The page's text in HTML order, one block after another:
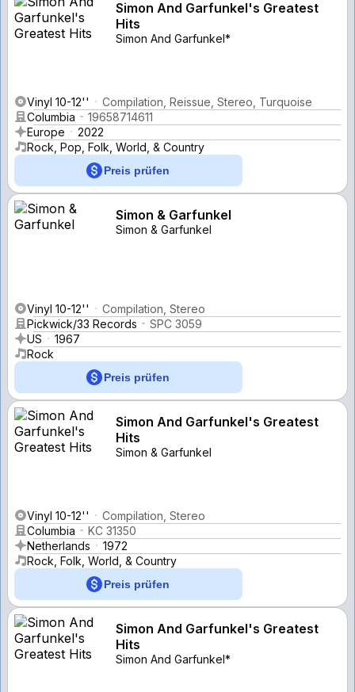
Simon And Garfunkel's Greatest
Hits
Simon And Garfunkel*
Vinyl 10-12''
Compilation, Reissue, Stereo, Turquoise
Columbia
19658714611
Europe
2022
Rock, Pop, Folk, World, & Country
Preis prüfen
Simon & Garfunkel
Simon & Garfunkel
Vinyl 10-12''
Compilation, Stereo
Pickwick/33 Records
SPC 3059
US
1967
Rock
Preis prüfen
Simon And Garfunkel's Greatest
Hits
Simon & Garfunkel
Vinyl 10-12''
Compilation, Stereo
Columbia
KC 31350
Netherlands
1972
Rock, Folk, World, & Country
Preis prüfen
Simon And Garfunkel's Greatest
Hits
Simon And Garfunkel*